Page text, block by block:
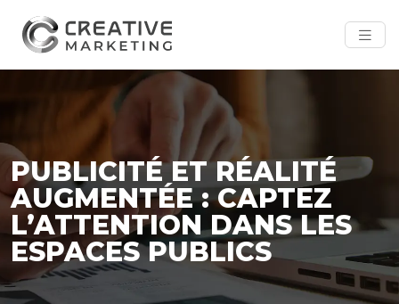
PUBLICITÉ ET RÉALITÉ
AUGMENTÉE : CAPTEZ
L’ATTENTION DANS LES
ESPACES PUBLICS